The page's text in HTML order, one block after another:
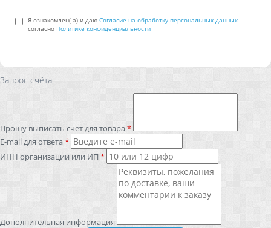
Я ознакомлен(-а) и даю Согласие на обработку персональных данных
согласно Политике конфиденциальности
Запрос счёта
Прошу выписать счёт для товара*
E-mail для ответа*
ИНН организации или ИП*
Дополнительная информация